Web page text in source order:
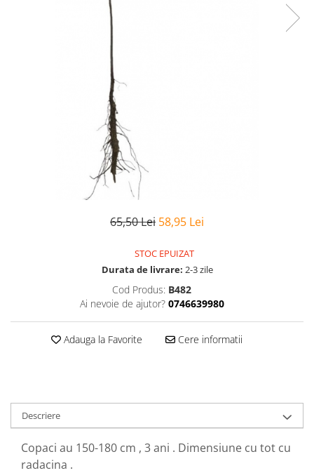
65,50 Lei 58,95 Lei
STOC EPUIZAT
Durata de livrare: 2-3 zile
Cod Produs: B482
Ai nevoie de ajutor? 0746639980
Adauga la Favorite Cere informatii
Descriere
Copaci au 150-180 cm , 3 ani . Dimensiune cu tot cu
radacina .